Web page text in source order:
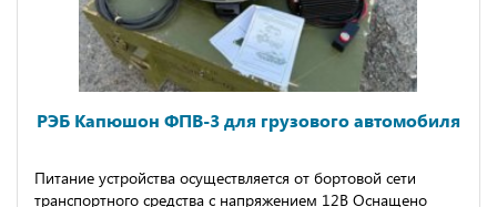
РЭБ Капюшон ФПВ-3 для грузового автомобиля
Питание устройства осуществляется от бортовой сети
транспортного средства с напряжением 12В Оснащено